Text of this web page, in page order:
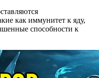
как иммунитет к яду,
способности к